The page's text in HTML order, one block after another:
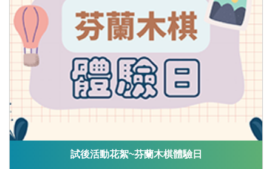
試後活動花絮~芬蘭木棋體驗日